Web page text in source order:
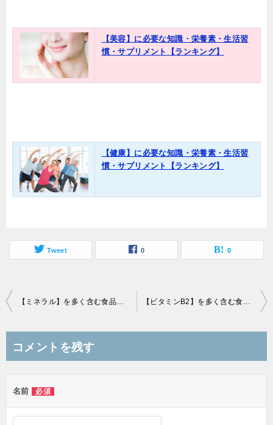
【美容】に必要な知識・栄養素・生活習
慣・サプリメント【ランキング】
【健康】に必要な知識・栄養素・生活習
慣・サプリメント【ランキング】
Tweet 0 0
投
ビ
ー
シ
【ミネラル】を多く含む食品、効率的な摂取方法、含有率【ランキング】 【ビタミンB2】を多く含む食材【ランキング】
コメントを残す
名前 必須